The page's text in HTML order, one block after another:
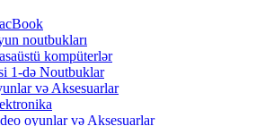
noutbukları
kompüterlər
1-də Noutbuklar
və Aksesuarlar
oyunlar və Aksesuarlar